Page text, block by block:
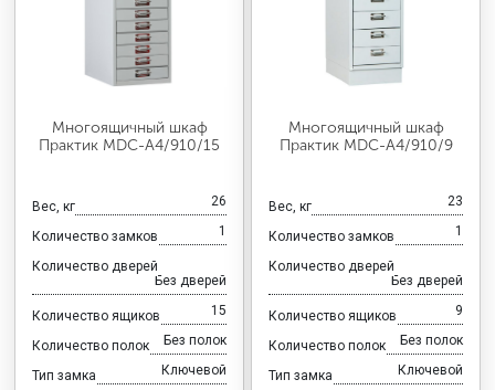
Многоящичный шкаф
Практик MDC-A4/910/15
Вес, кг 26
Количество замков 1
Количество дверей
Без дверей
Количество ящиков 15
Количество полок Без полок
Тип замка Ключевой
Многоящичный шкаф
Практик MDC-A4/910/9
Вес, кг 23
Количество замков 1
Количество дверей
Без дверей
Количество ящиков 9
Количество полок Без полок
Тип замка Ключевой